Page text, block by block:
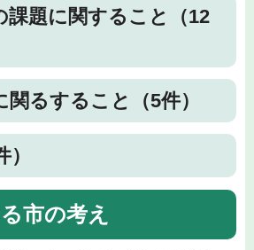
課題に関すること（12
るすること（5件）
市の考え